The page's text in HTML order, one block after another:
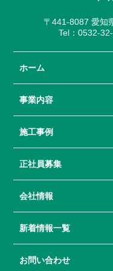
〒441-8087 愛知
Tel：0532-
ホーム
事業内容
施工事例
正社員募集
会社情報
新着情報一覧
お問い合わせ